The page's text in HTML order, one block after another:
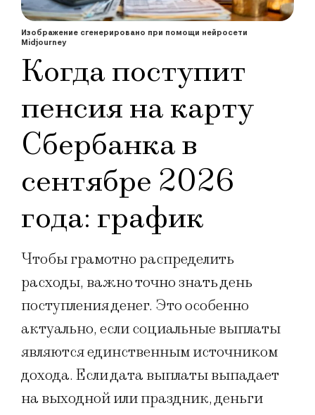
Изображение сгенерировано при помощи нейросети
Midjourney
Когда поступит
пенсия на карту
Сбербанка в
сентябре 2026
года: график
Чтобы грамотно распределить
расходы, важно точно знать день
поступления денег. Это особенно
актуально, если социальные выплаты
являются единственным источником
дохода. Если дата выплаты выпадает
на выходной или праздник, деньги